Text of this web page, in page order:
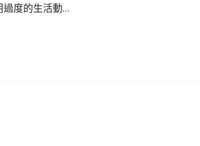
過度的生活動…